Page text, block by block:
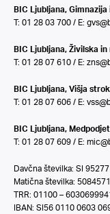
BIC Ljubljana,
T: 01 28 03 700 / E:
BIC Ljubljana, Živilska
T: 01 28 07 610 / E:
BIC Ljubljana, Višja
T: 01 28 07 606 / E:
BIC Ljubljana,
T: 01 28 07 609 / E:
Davčna številka: SI
Matična številka:
TRR: 01100 –
IBAN: SI56 0110 0603